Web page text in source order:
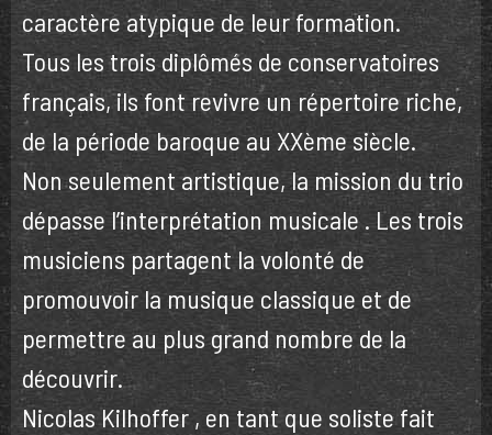
caractère atypique de leur formation.
Tous les trois diplômés de conservatoires
français, ils font revivre un répertoire riche,
de la période baroque au XXème siècle.
Non seulement artistique, la mission du trio
dépasse l’interprétation musicale . Les trois
musiciens partagent la volonté de
promouvoir la musique classique et de
permettre au plus grand nombre de la
découvrir.
Nicolas Kilhoffer , en tant que soliste fait